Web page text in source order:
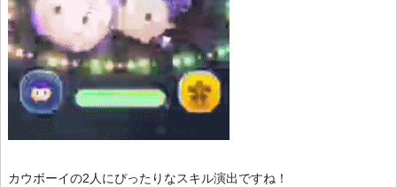
カウボーイの2人にぴったりなスキル演出ですね！